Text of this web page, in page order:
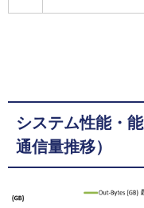
システム性能・
通信量推移）